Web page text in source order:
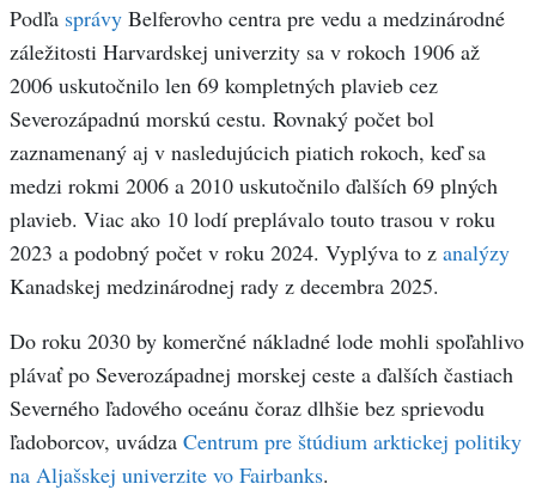
Podľa správy Belferovho centra pre vedu a medzinárodné
záležitosti Harvardskej univerzity sa v rokoch 1906 až
2006 uskutočnilo len 69 kompletných plavieb cez
Severozápadnú morskú cestu. Rovnaký počet bol
zaznamenaný aj v nasledujúcich piatich rokoch, keď sa
medzi rokmi 2006 a 2010 uskutočnilo ďalších 69 plných
plavieb. Viac ako 10 lodí preplávalo touto trasou v roku
2023 a podobný počet v roku 2024. Vyplýva to z analýzy
Kanadskej medzinárodnej rady z decembra 2025.
Do roku 2030 by komerčné nákladné lode mohli spoľahlivo
plávať po Severozápadnej morskej ceste a ďalších častiach
Severného ľadového oceánu čoraz dlhšie bez sprievodu
ľadoborcov, uvádza Centrum pre štúdium arktickej politiky
na Aljašskej univerzite vo Fairbanks.